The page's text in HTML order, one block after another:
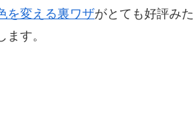
を変える裏ワザがとても好評み
す。